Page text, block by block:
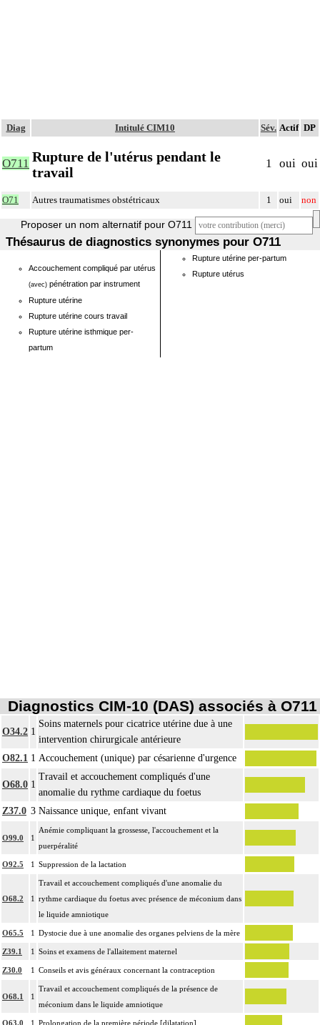
Diag Intitulé CIM10 Sév. Actif DP
O711 Rupture de l'utérus pendant le
travail
1 oui oui
O71 Autres traumatismes obstétricaux 1 oui non
Proposer un nom alternatif pour O711
Thésaurus de diagnostics synonymes pour O711
Accouchement compliqué par utérus
(avec) pénétration par instrument
Rupture utérine
Rupture utérine cours travail
Rupture utérine isthmique per-
partum
Rupture utérine per-partum
Rupture utérus
Diagnostics CIM-10 (DAS) associés à O711
O34.2 1
Soins maternels pour cicatrice utérine due à une
intervention chirurgicale antérieure
O82.1 1 Accouchement (unique) par césarienne d'urgence
O68.0 1
Travail et accouchement compliqués d'une
anomalie du rythme cardiaque du foetus
Z37.0 3 Naissance unique, enfant vivant
O99.0 1
Anémie compliquant la grossesse, l'accouchement et la
puerpéralité
O92.5 1 Suppression de la lactation
O68.2 1
Travail et accouchement compliqués d'une anomalie du
rythme cardiaque du foetus avec présence de méconium dans
le liquide amniotique
O65.5 1 Dystocie due à une anomalie des organes pelviens de la mère
Z39.1 1 Soins et examens de l'allaitement maternel
Z30.0 1 Conseils et avis généraux concernant la contraception
O68.1 1
Travail et accouchement compliqués de la présence de
méconium dans le liquide amniotique
O63.0 1 Prolongation de la première période [dilatation]